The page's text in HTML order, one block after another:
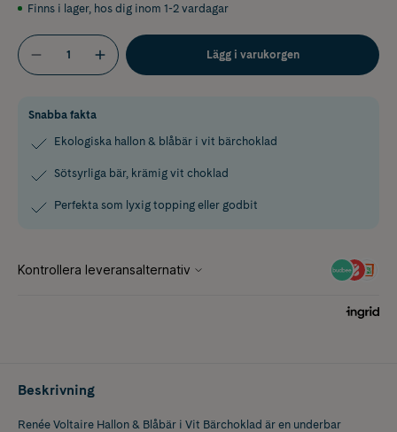
Finns i lager, hos dig inom 1-2 vardagar
Lägg i varukorgen
Snabba fakta
Ekologiska hallon & blåbär i vit bärchoklad
Sötsyrliga bär, krämig vit choklad
Perfekta som lyxig topping eller godbit
Beskrivning
Renée Voltaire Hallon & Blåbär i Vit Bärchoklad är en underbar